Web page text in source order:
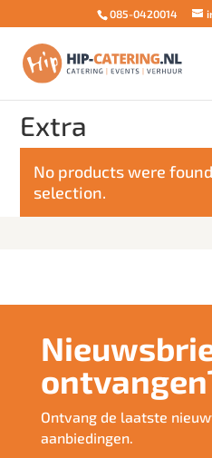
085-0420014
Extra
No products were
selection.
Ontvang de laatste
aanbiedingen.